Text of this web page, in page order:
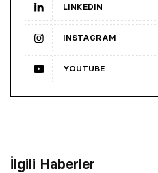
LINKEDIN
INSTAGRAM
YOUTUBE
İlgili Haberler